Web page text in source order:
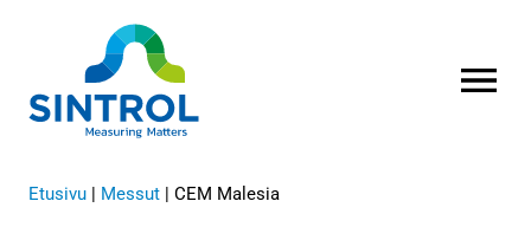
Etusivu | Messut | CEM Malesia